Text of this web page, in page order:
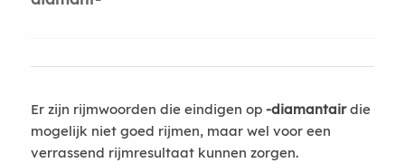
Er zijn rijmwoorden die eindigen op -diamantairdie
mogelijk niet goed rijmen, maar wel voor een
verrassend rijmresultaat kunnen zorgen.